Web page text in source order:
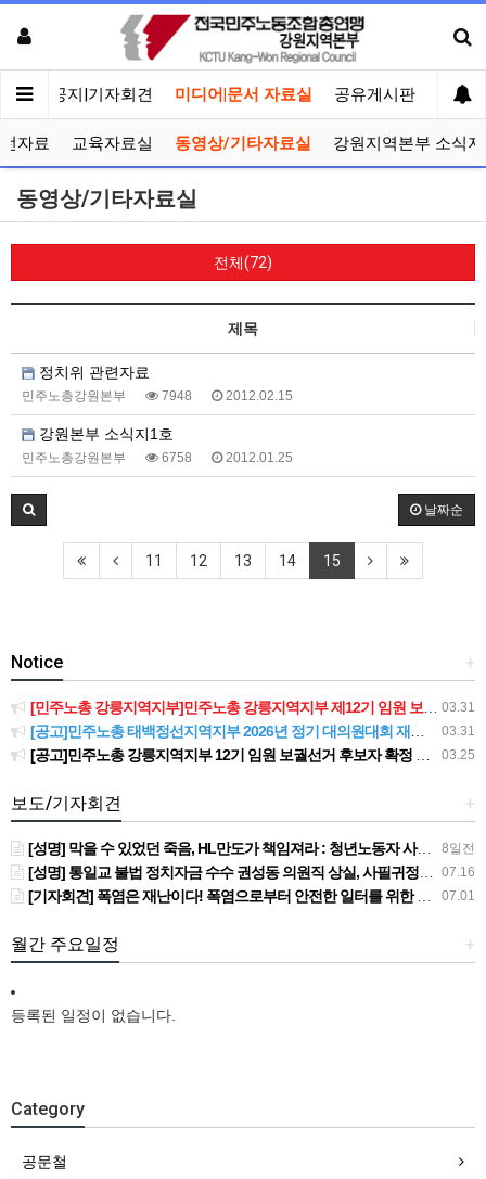
인 공지|기자회견 미디어|문서 자료실 공유게시판 선거
자료 교육자료실 동영상/기타자료실 강원지역본부 소식지
동영상/기타자료실
전체(72)
제목
정치위 관련자료
민주노총강원본부 7948 2012.02.15
강원본부 소식지1호
민주노총강원본부 6758 2012.01.25
날짜순
11 12 13 14 15
+
Notice
03.31
[민주노총 강릉지역지부]민주노총 강릉지역지부 제12기 임원 보궐선거결과 공고
03.31
[공고]민주노총 태백정선지역지부 2026년 정기 대의원대회 재소집 건
03.25
[공고]민주노총 강릉지역지부 12기 임원 보궐선거 후보자 확정 공고
+
보도/기자회견
8일전
[성명] 막을 수 있었던 죽음, HL만도가 책임져라 : 청년노동자 사망사고의 철저한 진상규명과 재발방지 대책 마련하라
07.16
[성명] 통일교 불법 정치자금 수수 권성동 의원직 상실, 사필귀정이다
07.01
[기자회견] 폭염은 재난이다! 폭염으로부터 안전한 일터를 위한 민주노총 강원지역본부 폭염감시단 선포 기자회견
+
월간 주요일정
등록된 일정이 없습니다.
Category
공문철